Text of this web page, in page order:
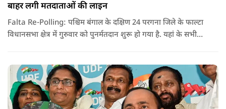
बाहर लगी मतदाताओं की लाइन
Falta Re-Polling: पश्चिम बंगाल के दक्षिण 24 परगना जिले के फाल्टा
विधानसभा क्षेत्र में गुरुवार को पुनर्मतदान शुरू हो गया है. यहां के सभी